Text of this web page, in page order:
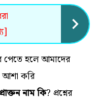
পেতে হলে আমাদের
আশা করি
নাম কি? প্রশ্নের